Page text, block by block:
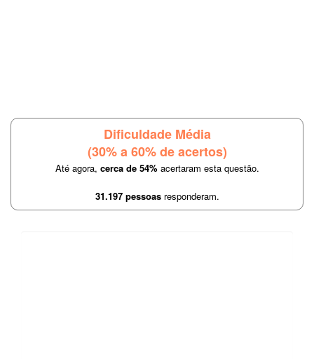
Dificuldade Média
(30% a 60% de acertos)
Até agora, cerca de 54%acertaram esta questão.
31.197 pessoasresponderam.